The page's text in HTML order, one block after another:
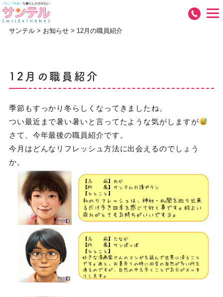
サンテル> お知らせ> 12月の職員紹介
12月の職員紹介
季節もすっかり冬らしくなってきましたね。
つい最近まで暑い暑いと言ってたような気がしますが
さて、今年最後の職員紹介です。
今月はどんなリフレッシュ方法に出会えるのでしょう
か。